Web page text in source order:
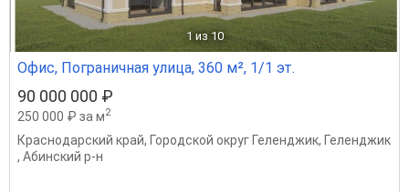
1 из 10
Офис, Пограничная улица, 360 м², 1/1 эт.
90 000 000 ₽
250 000 ₽ за м2
Краснодарский край, Городской округ Геленджик, Геленджик
, Абинский р-н